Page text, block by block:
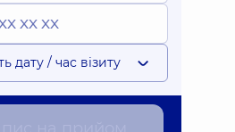
дату / час візиту